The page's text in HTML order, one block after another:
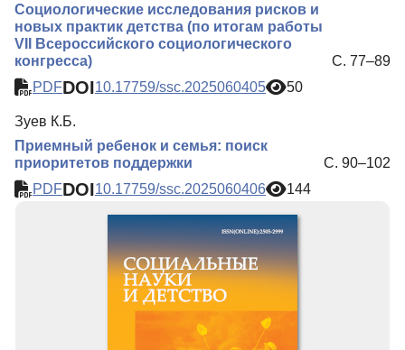
Социологические исследования рисков и
новых практик детства (по итогам работы
VII Всероссийского социологического
конгресса)
С. 77–89
PDFDOI10.17759/ssc.2025060405 50
Зуев К.Б.
Приемный ребенок и семья: поиск
приоритетов поддержки
С. 90–102
PDFDOI10.17759/ssc.2025060406 144